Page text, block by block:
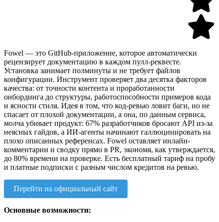
Fowel — это GitHub-приложение, которое автоматически
рецензирует документацию в каждом пулл-реквесте.
Установка занимает полминуты и не требует файлов
конфигурации. Инструмент проверяет два десятка факторов
качества: от точности контента и проработанности
онбординга до структуры, работоспособности примеров кода
и ясности стиля. Идея в том, что код-ревью ловит баги, но не
спасает от плохой документации, а она, по данным сервиса,
молча убивает продукт: 67% разработчиков бросают API из-за
неясных гайдов, а ИИ-агенты начинают галлюцинировать на
плохо описанных референсах. Fowel оставляет инлайн-
комментарии и сводку прямо в PR, экономя, как утверждается,
до 80% времени на проверке. Есть бесплатный тариф на пробу
и платные подписки с разным числом кредитов на ревью.
Перейти на официальный сайт
Основные возможности: